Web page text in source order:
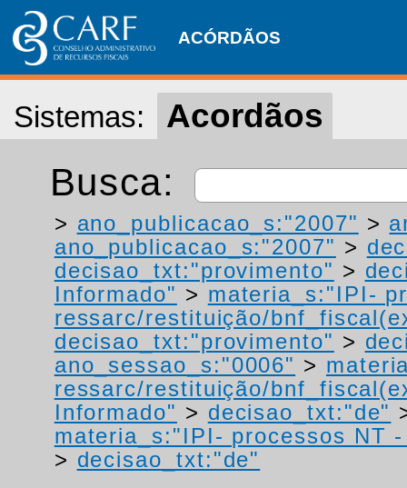
ACÓRDÃOS
Sistemas: Acordãos
Busca:
> ano_publicacao_s:"2007" >
ano_publicacao_s:"2007" >
decisao_txt:"provimento" >
Informado" > materia_s:"IPI-
ressarc/restituição/
decisao_txt:"provimento" >
ano_sessao_s:"0006" >
ressarc/restituição/
Informado" > decisao_txt:"de"
materia_s:"IPI- processos NT
> decisao_txt:"de"